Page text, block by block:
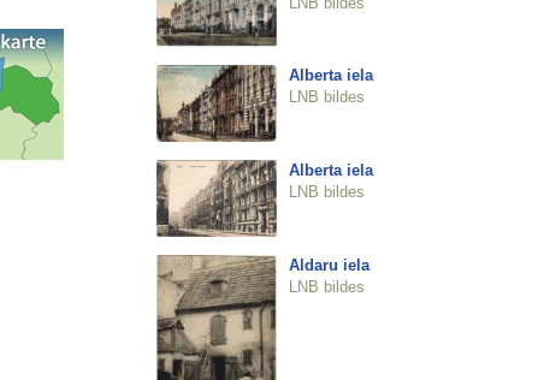
Alberta iela
LNB bildes
Alberta iela
LNB bildes
Aldaru iela
LNB bildes